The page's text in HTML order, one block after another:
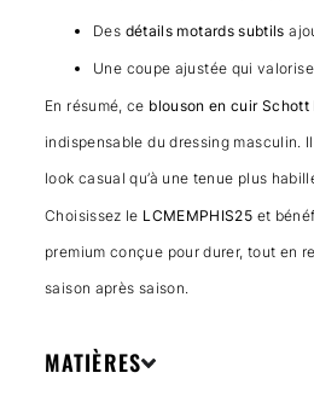
Des détails motards subtils
Une coupe ajustée qui
En résumé, ce blouson en cuir Schott
indispensable du dressing masculin.
look casual qu’à une tenue plus
Choisissez le LCMEMPHIS25 et
premium conçue pour durer, tout en
saison après saison.
MATIÈRES